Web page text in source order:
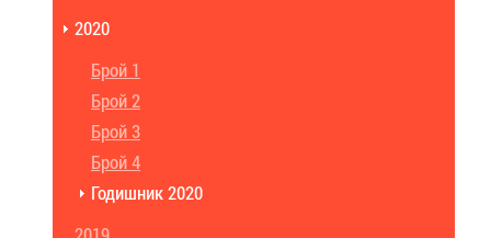
2020
Брой 1
Брой 2
Брой 3
Брой 4
Годишник 2020